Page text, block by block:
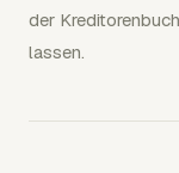
der
lassen.